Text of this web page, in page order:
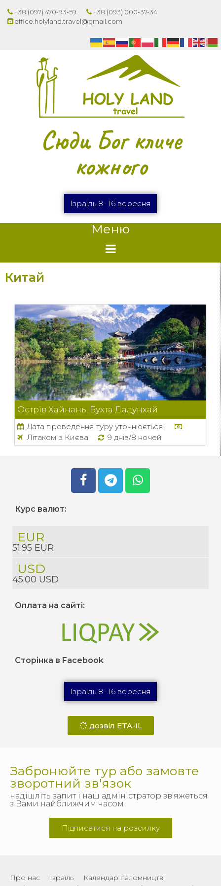
+38 (097) 470-93-59
+38 (093) 000-37-34
office.holyland.travel@gmail.com
Сюди Бог кличе
кожного
Ізраїль 8- 16 вересня
Меню
Китай
Острів Хайнань. Бухта Дадунхай
Дата проведення туру уточнюється!
Літаком з Києва
9 днів/8 ночей
Курс валют:
EUR
51.95 EUR
USD
45.00 USD
Оплата на сайті:
Сторінка в Facebook
Ізраїль 8- 16 вересня
дозвіл ETA-IL
Забронюйте тур або замовте
зворотний зв'язок
надішліть запит і наш адміністратор зв'яжеться
з Вами найближчим часом
Підписатися на розсилку
Про нас Ізраїль
Календар паломництв